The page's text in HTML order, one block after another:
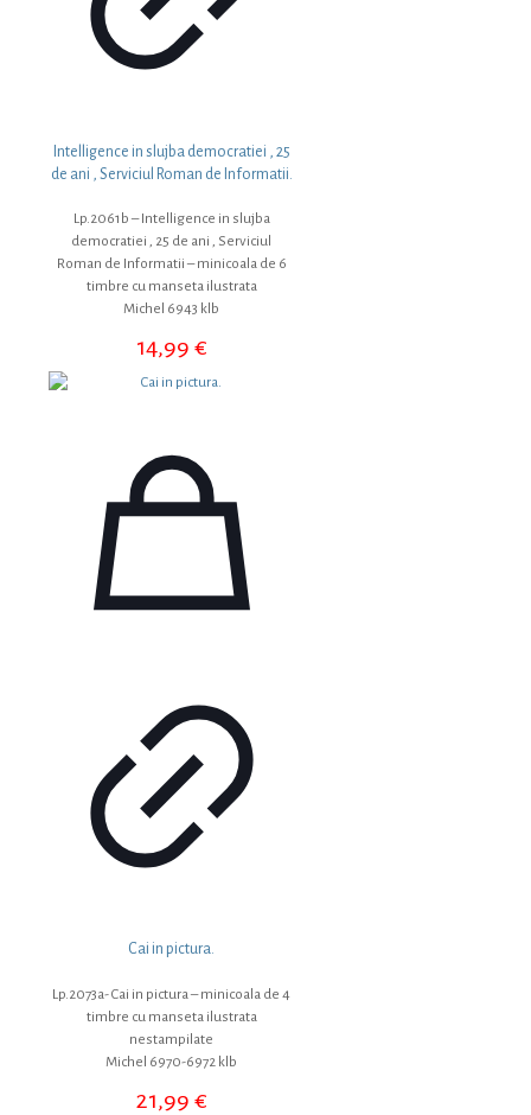
Intelligence in slujba democratiei , 25
de ani , Serviciul Roman de Informatii.
Lp.2061b – Intelligence in slujba
democratiei , 25 de ani , Serviciul
Roman de Informatii – minicoala de 6
timbre cu manseta ilustrata
Michel 6943 klb
14,99 €
Cai in pictura.
Lp.2073a- Cai in pictura – minicoala de 4
timbre cu manseta ilustrata
nestampilate
Michel 6970-6972 klb
21,99€